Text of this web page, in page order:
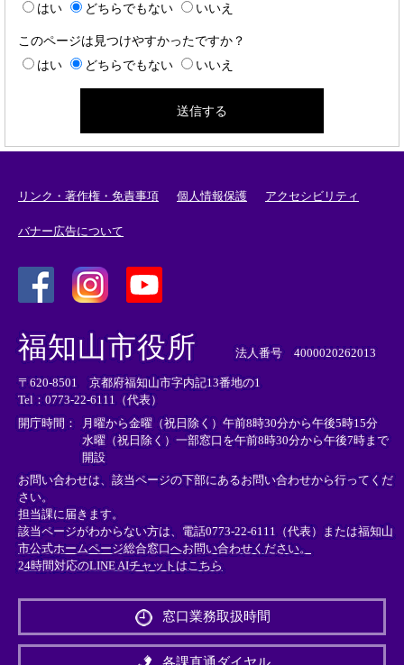
はい
どちらでもない いいえ
このページは見つけやすかったですか？
はい
どちらでもない いいえ
リンク・著作権・免責事項 個人情報保護 アクセシビリティ
バナー広告について
外
部
リ
ン
ク
＞
外
リ
ン
ク
＞
外
部
ン
ク
＞
福知山市役所 法人番号 4000020262013
〒620-8501 京都府福知山市字内記13番地の1
Tel：0773-22-6111（代表）
開庁時間：
月曜から金曜（祝日除く）午前8時30分から午後5時15分
水曜（祝日除く）一部窓口を午前8時30分から午後7時まで
開設
お問い合わせは、該当ページの下部にあるお問い合わせから行ってくだ
さい。
担当課に届きます。
該当ページがわからない方は、電話0773-22-6111（代表）または福知山
市公式ホームページ総合窓口へお問い合わせください。
24時間対応のLINE AIチャットはこちら
外
リ
ン
窓口業務取扱時間